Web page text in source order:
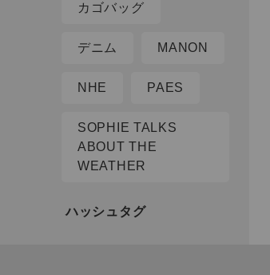
カゴバッグ
デニム MANON
NHE PAES
SOPHIE TALKS
ABOUT THE
WEATHER